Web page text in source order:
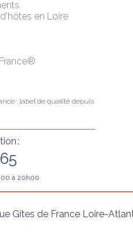
en Loire
: label de qualité depuis
:
à 20h00
Gîtes de France Loire-